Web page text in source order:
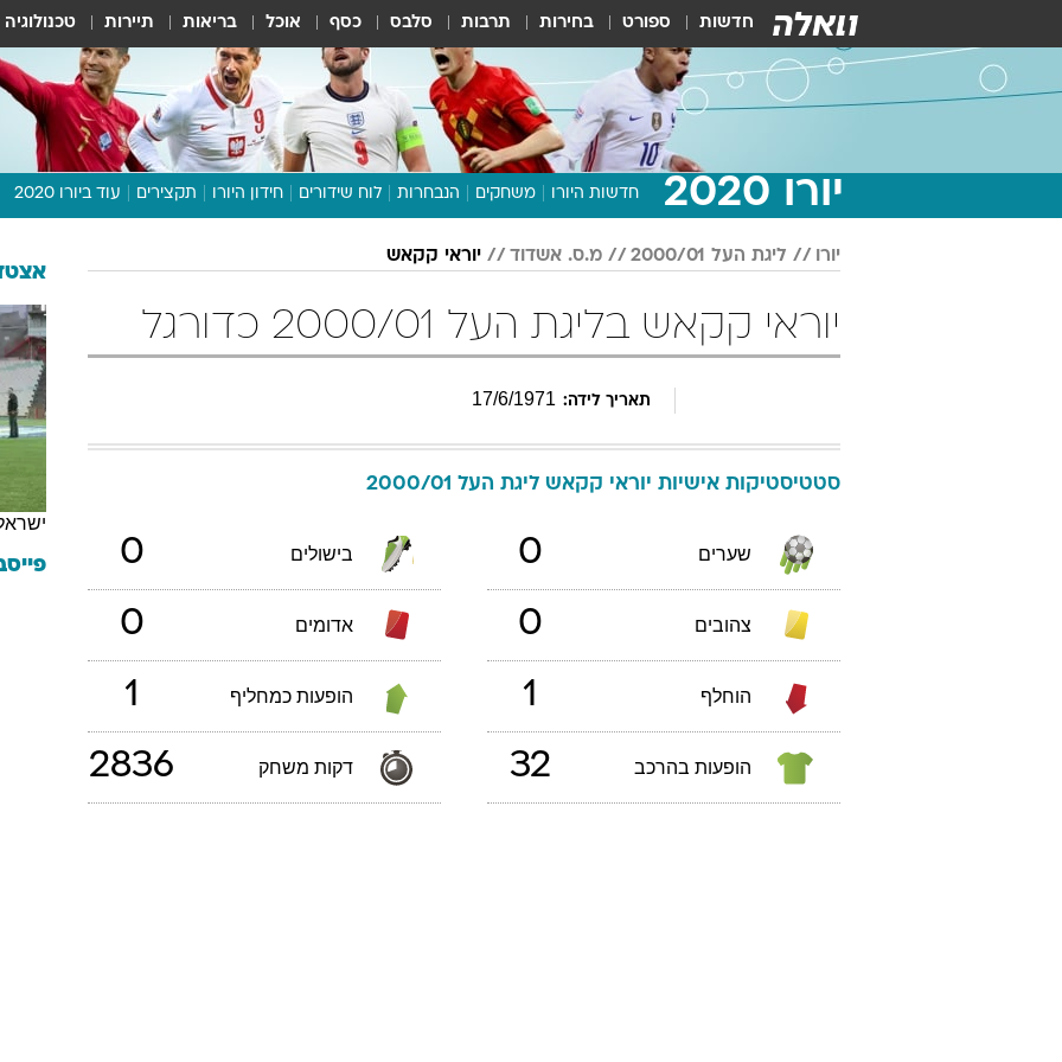
חדשות ספורט בחירות תרבות סלבס כסף אוכל בריאות תיירות טכנולוגיה
יורו 2020 חדשות היורו משחקים הנבחרות לוח שידורים חידון היורו תקצירים עוד ביורו 2020
תכנית היורו
דעות ופרשנויות
וואלה! ספורט
יורו ליגת העל 2000/01 מ.ס. אשדוד יוראי קקאש
יוראי קקאש בליגת העל 2000/01 כדורגל
תאריך לידה: 17/6/1971
סטטיסטיקות אישיות יוראי קקאש ליגת העל 2000/01
שערים 0 בישולים 0
צהובים 0 אדומים 0
הוחלף 1 הופעות כמחליף 1
הופעות בהרכב 32 דקות משחק 2836